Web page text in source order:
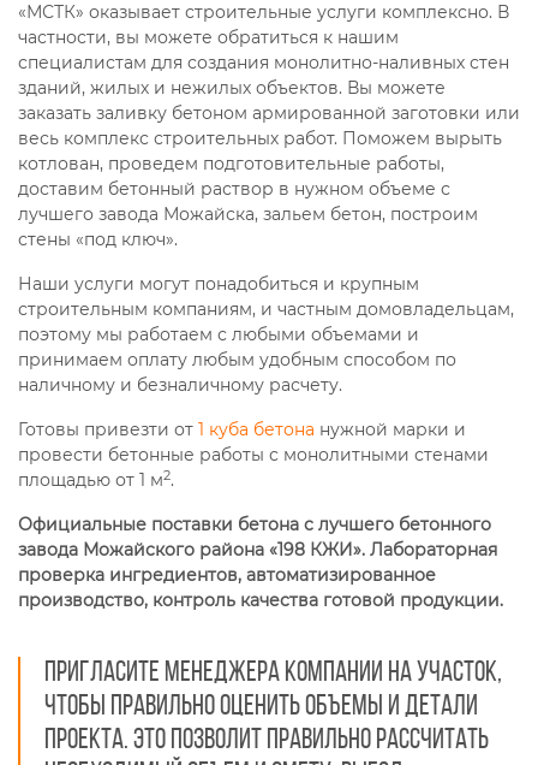
«МСТК» оказывает строительные услуги комплексно. В
частности, вы можете обратиться к нашим
специалистам для создания монолитно-наливных стен
зданий, жилых и нежилых объектов. Вы можете
заказать заливку бетоном армированной заготовки или
весь комплекс строительных работ. Поможем вырыть
котлован, проведем подготовительные работы,
доставим бетонный раствор в нужном объеме с
лучшего завода Можайска, зальем бетон, построим
стены «под ключ».
Наши услуги могут понадобиться и крупным
строительным компаниям, и частным домовладельцам,
поэтому мы работаем с любыми объемами и
принимаем оплату любым удобным способом по
наличному и безналичному расчету.
Готовы привезти от 1 куба бетона нужной марки и
провести бетонные работы с монолитными стенами
площадью от 1 м2.
Официальные поставки бетона с лучшего бетонного
завода Можайского района «198 КЖИ». Лабораторная
проверка ингредиентов, автоматизированное
производство, контроль качества готовой продукции.
Пригласите менеджера компании на участок,
чтобы правильно оценить объемы и детали
проекта. Это позволит правильно рассчитать